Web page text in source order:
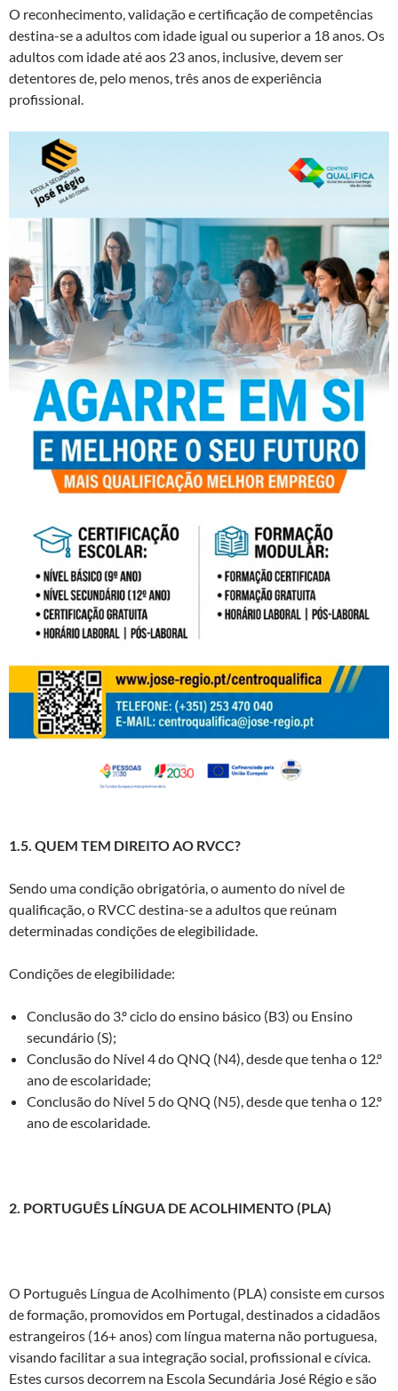
O reconhecimento, validação e certificação de competências
destina-se a adultos com idade igual ou superior a 18 anos. Os
adultos com idade até aos 23 anos, inclusive, devem ser
detentores de, pelo menos, três anos de experiência
profissional.
1.5. QUEM TEM DIREITO AO RVCC?
Sendo uma condição obrigatória, o aumento do nível de
qualificação, o RVCC destina-se a adultos que reúnam
determinadas condições de elegibilidade.
Condições de elegibilidade:
Conclusão do 3.º ciclo do ensino básico (B3) ou Ensino
secundário (S);
Conclusão do Nível 4 do QNQ (N4), desde que tenha o 12.º
ano de escolaridade;
Conclusão do Nível 5 do QNQ (N5), desde que tenha o 12.º
ano de escolaridade.
2. PORTUGUÊS LÍNGUA DE ACOLHIMENTO (PLA)
O Português Língua de Acolhimento (PLA) consiste em cursos
de formação, promovidos em Portugal, destinados a cidadãos
estrangeiros (16+ anos) com língua materna não portuguesa,
visando facilitar a sua integração social, profissional e cívica.
Estes cursos decorrem na Escola Secundária José Régio e são